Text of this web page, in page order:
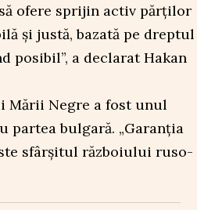
ofere sprijin activ părților
și justă, bazată pe dreptul
posibil”, a declarat Hakan
Mării Negre a fost unul
bulgară. „Garanția
sfârșitul războiului ruso-